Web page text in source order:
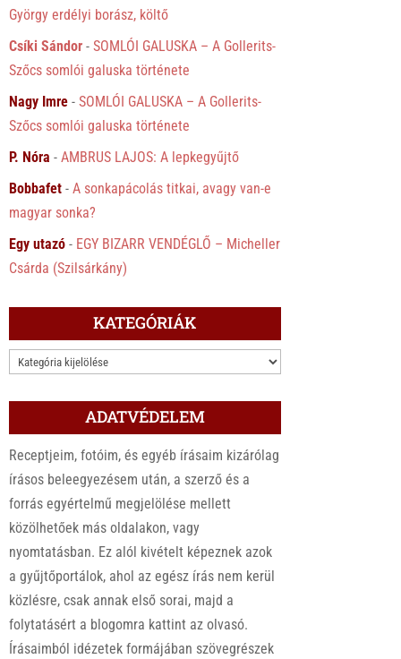
György erdélyi borász, költő
Csíki Sándor -SOMLÓI GALUSKA – A Gollerits-
Szőcs somlói galuska története
Nagy Imre -SOMLÓI GALUSKA – A Gollerits-
Szőcs somlói galuska története
P. Nóra -AMBRUS LAJOS: A lepkegyűjtő
Bobbafet -A sonkapácolás titkai, avagy van-e
magyar sonka?
Egy utazó - EGY BIZARR VENDÉGLŐ – Micheller
Csárda (Szilsárkány)
KATEGÓRIÁK
KATEGÓRIÁK
ADATVÉDELEM
Receptjeim, fotóim, és egyéb írásaim kizárólag
írásos beleegyezésem után, a szerző és a
forrás egyértelmű megjelölése mellett
közölhetőek más oldalakon, vagy
nyomtatásban. Ez alól kivételt képeznek azok
a gyűjtőportálok, ahol az egész írás nem kerül
közlésre, csak annak első sorai, majd a
folytatásért a blogomra kattint az olvasó.
Írásaimból idézetek formájában szövegrészek